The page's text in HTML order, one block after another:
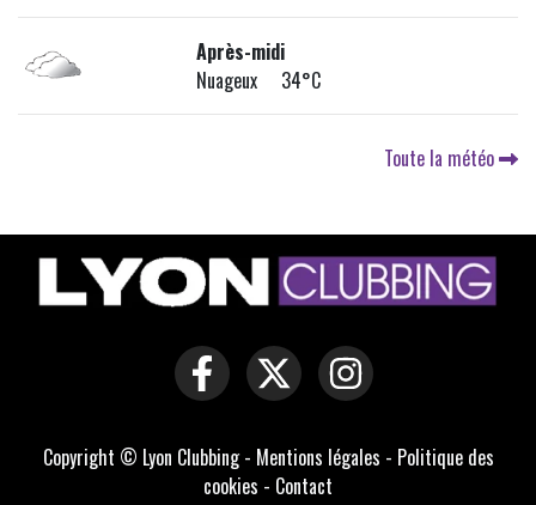
Après-midi
Nuageux 34°C
Toute la météo
Copyright © Lyon Clubbing - Mentions légales - Politique des
cookies - Contact